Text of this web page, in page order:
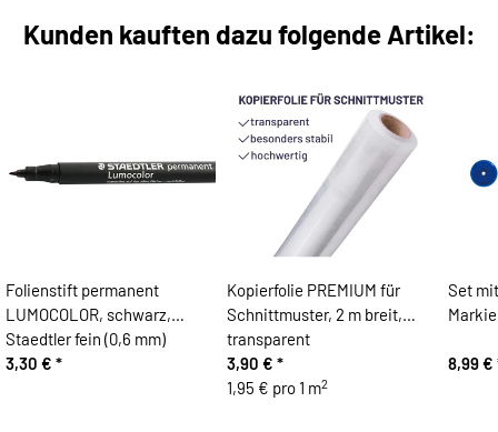
Kunden kauften dazu folgende Artikel:
Folienstift permanent
LUMOCOLOR, schwarz,
Staedtler fein (0,6 mm)
3,30 € *
Kopierfolie PREMIUM für
Schnittmuster, 2 m breit,
transparent
3,90 € *
1,95 € pro 1 m2
Set
8,99 €